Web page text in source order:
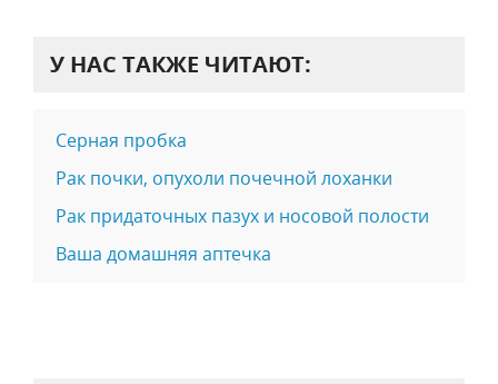
У НАС ТАКЖЕ ЧИТАЮТ:
Серная пробка
Рак почки, опухоли почечной лоханки
Рак придаточных пазух и носовой полости
Ваша домашняя аптечка